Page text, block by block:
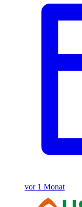
vor 1 Monat